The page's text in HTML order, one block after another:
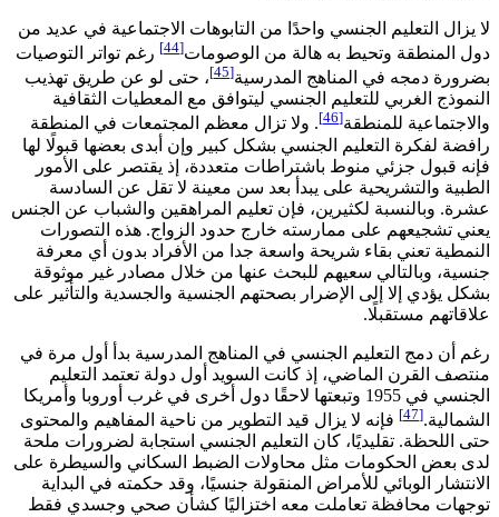
لا يزال التعليم الجنسي واحدًا من التابوهات الاجتماعية في عديد من
دول المنطقة وتحيط به هالة من الوصومات[44]
رغم تواتر التوصيات
بضرورة دمجه في المناهج المدرسية[45]
، حتى لو عن طريق تهذيب
النموذج الغربي للتعليم الجنسي ليتوافق مع المعطيات الثقافية
والاجتماعية للمنطقة[46]
. ولا تزال معظم المجتمعات في المنطقة
رافضة لفكرة التعليم الجنسي بشكل كبير وإن أبدى بعضها قبولًا لها
فإنه قبول جزئي منوط باشتراطات متعددة، إذ يقتصر على الأمور
الطبية والتشريحية على يبدأ بعد سن معينة لا تقل عن السادسة
عشرة. وبالنسبة لكثيرين، فإن تعليم المراهقين والشباب عن الجنس
يعني تشجيعهم على ممارسته خارج حدود الزواج. هذه التصورات
النمطية تعني بقاء شريحة واسعة جدا من الأفراد بدون أي معرفة
جنسية، وبالتالي سعيهم للبحث عنها من خلال مصادر غير موثوقة
بشكل يؤدي إلا إلى الإضرار بصحتهم الجنسية والجسدية والتأثير على
علاقاتهم مستقبلًا.
رغم أن دمج التعليم الجنسي في المناهج المدرسية بدأ أول مرة في
منتصف القرن الماضي، إذ كانت السويد أول دولة تعتمد التعليم
الجنسي في 1955 وتبعتها لاحقًا دول أخرى في غرب أوروبا وأمريكا
الشمالية.[47]
فإنه لا يزال قيد التطوير من ناحية المفاهيم والمحتوى
حتى اللحظة. تقليديًا، كان التعليم الجنسي استجابة لضرورات ملحة
لدى بعض الحكومات مثل محاولات الضبط السكاني والسيطرة على
الانتشار الوبائي للأمراض المنقولة جنسيًا، وقد حكمته في البداية
توجهات محافظة تعاملت معه اختزاليًا كشأن صحي وجسدي فقط